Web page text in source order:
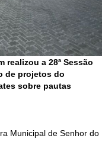
realizou a 28ª Sessão
de projetos do
sobre pautas
Municipal de Senhor do